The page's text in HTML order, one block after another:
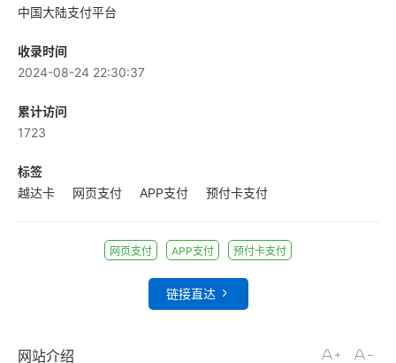
中国大陆支付平台
收录时间
2024-08-24 22:30:37
累计访问
1723
标签
越达卡
网页支付 APP支付 预付卡支付
网页支付 APP支付 预付卡支付
链接直达
网站介绍